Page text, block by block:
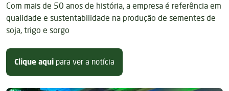
Com mais de 50 anos de história, a empresa é referência em
qualidade e sustentabilidade na produção de sementes de
soja, trigo e sorgo
Clique aqui para ver a notícia